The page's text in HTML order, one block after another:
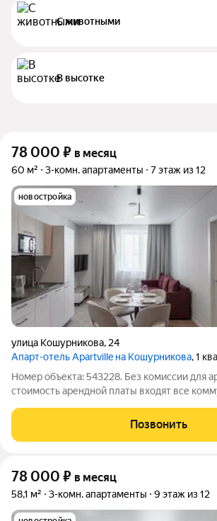
С животными
В высотке
78 000 ₽ в месяц
60 м² 3-комн. апартаменты 7 этаж из 12
новостройка
улица Кошурникова, 24
Апарт-отель Apartville на Кошурникова, 1
Номер объекта: 543228. Без комиссии для
стоимость арендной платы входят все
квартира с 2 спальнями в комплексе
Кошурникова». Идеальный
Позвонить
78 000 ₽ в месяц
58,1 м² 3-комн. апартаменты 9 этаж из 12